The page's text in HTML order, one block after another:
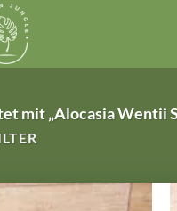
mit „Alocasia Wentii